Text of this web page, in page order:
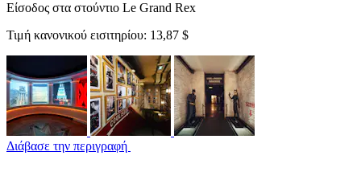
Είσοδος στα στούντιο Le Grand Rex
Τιμή κανονικού εισιτηρίου: 13,87 $
Διάβασε την περιγραφή